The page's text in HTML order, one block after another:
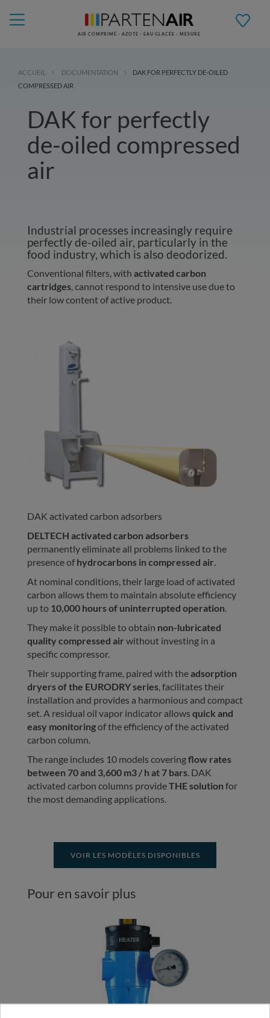
AIR COMPRIMÉ - AZOTE - EAU GLACÉE - MESURE
ACCUEIL DOCUMENTATION
DAK FOR PERFECTLY DE-OILED
COMPRESSED AIR
DAK for perfectly
de-oiled compressed
air
Industrial processes increasingly require
perfectly de-oiled air, particularly in the
food industry, which is also deodorized.
Conventional filters, with activated carbon
cartridges, cannot respond to intensive use due to
their low content of active product.
DAK activated carbon adsorbers
DELTECH activated carbon adsorbers
permanently eliminate all problems linked to the
presence of hydrocarbons in compressed air.
At nominal conditions, their large load of activated
carbon allows them to maintain absolute efficiency
up to 10,000 hours of uninterrupted operation.
They make it possible to obtain non-lubricated
quality compressed air without investing in a
specific compressor.
Their supporting frame, paired with theadsorption
dryers of the EURODRY series, facilitates their
installation and provides a harmonious and compact
set. A residual oil vapor indicator allows quick and
easy monitoringof the efficiency of the activated
carbon column.
The range includes 10 models coveringflow rates
between 70 and 3,600 m3 / h at 7 bars. DAK
activated carbon columns provideTHE solution for
the most demanding applications.
VOIR LES MODÈLES DISPONIBLES
Pour en savoir plus